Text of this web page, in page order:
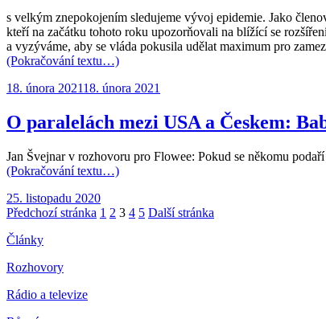
s velkým znepokojením sledujeme vývoj epidemie. Jako
kteří na začátku tohoto roku upozorňovali na blížící se
a vyzýváme, aby se vláda pokusila udělat maximum pro
(Pokračování textu…)
Publikováno:
18. února 202118. února 2021
O paralelách mezi USA a Českem:
Jan Švejnar v rozhovoru pro Flowee: Pokud se někomu
(Pokračování textu…)
Publikováno:
25. listopadu 2020
Stránkování
příspěvků
Předchozí stránka Stránka:
1 Stránka:
2 Stránka:
3 Stránka:
4 Stránka:
5 Další stránka
Články
Rozhovory
Rádio a televize